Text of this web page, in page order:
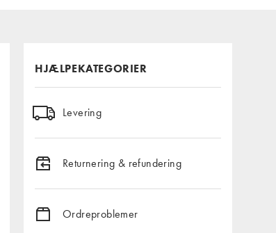
HJÆLPEKATEGORIER
Levering
Returnering & refundering
Ordreproblemer